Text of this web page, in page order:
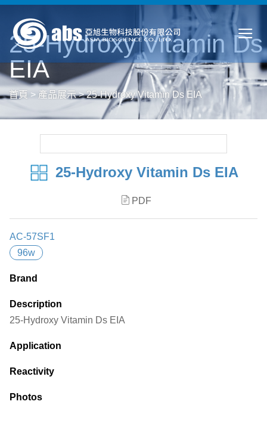
25-Hydroxy Vitamin Ds
EIA
首頁 > 產品展示>25-Hydroxy Vitamin Ds EIA
25-Hydroxy Vitamin Ds EIA
PDF
AC-57SF1
96w
Brand
Description
25-Hydroxy Vitamin Ds EIA
Application
Reactivity
Photos